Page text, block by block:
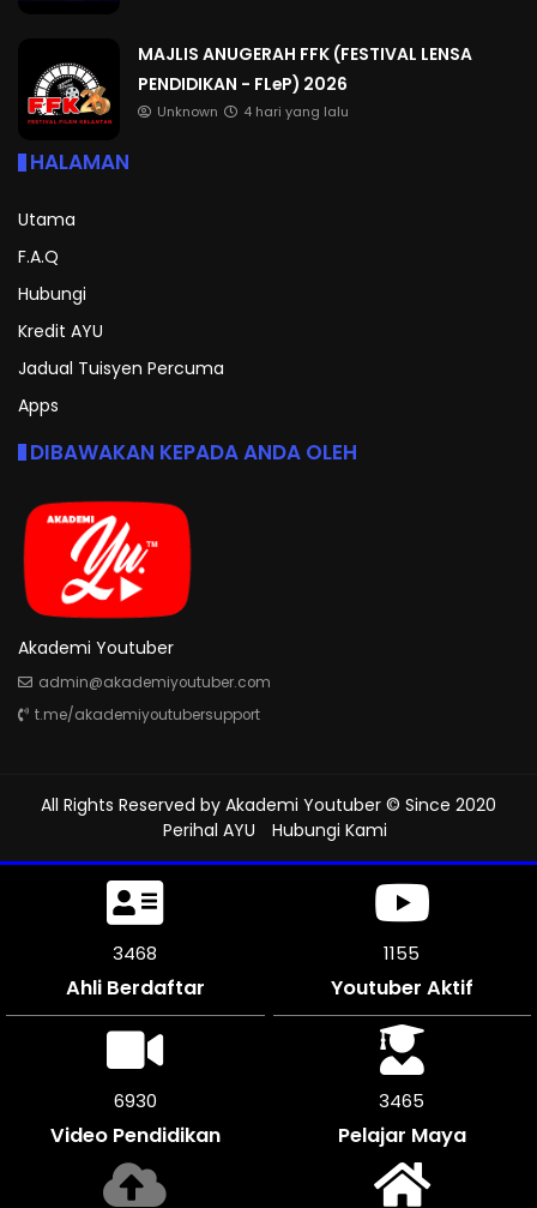
MAJLIS ANUGERAH FFK (FESTIVAL LENSA
PENDIDIKAN - FLeP) 2026
Unknown 4 hari yang lalu
HALAMAN
Utama
F.A.Q
Hubungi
Kredit AYU
Jadual Tuisyen Percuma
Apps
DIBAWAKAN KEPADA ANDA OLEH
Akademi Youtuber
admin@akademiyoutuber.com
t.me/akademiyoutubersupport
All Rights Reserved by Akademi Youtuber © Since 2020
Perihal AYU
Hubungi Kami
3948
Ahli Berdaftar
1312
Youtuber Aktif
7896
Video Pendidikan
3948
Pelajar Maya